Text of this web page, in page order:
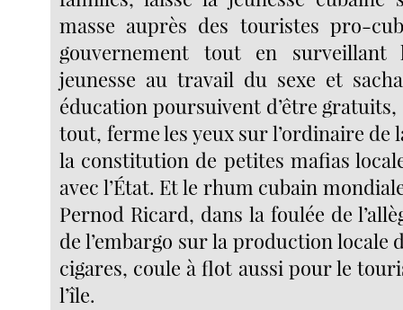
masse auprès des touristes pro-
gouvernement tout en
jeunesse au travail du sexe et
éducation poursuivent d’être
tout, ferme les yeux sur l’ordinaire de
la constitution de petites mafias
avec l’État. Et le rhum cubain
Pernod Ricard, dans la foulée de
de l’embargo sur la production locale
cigares, coule à flot aussi pour le
l’île.